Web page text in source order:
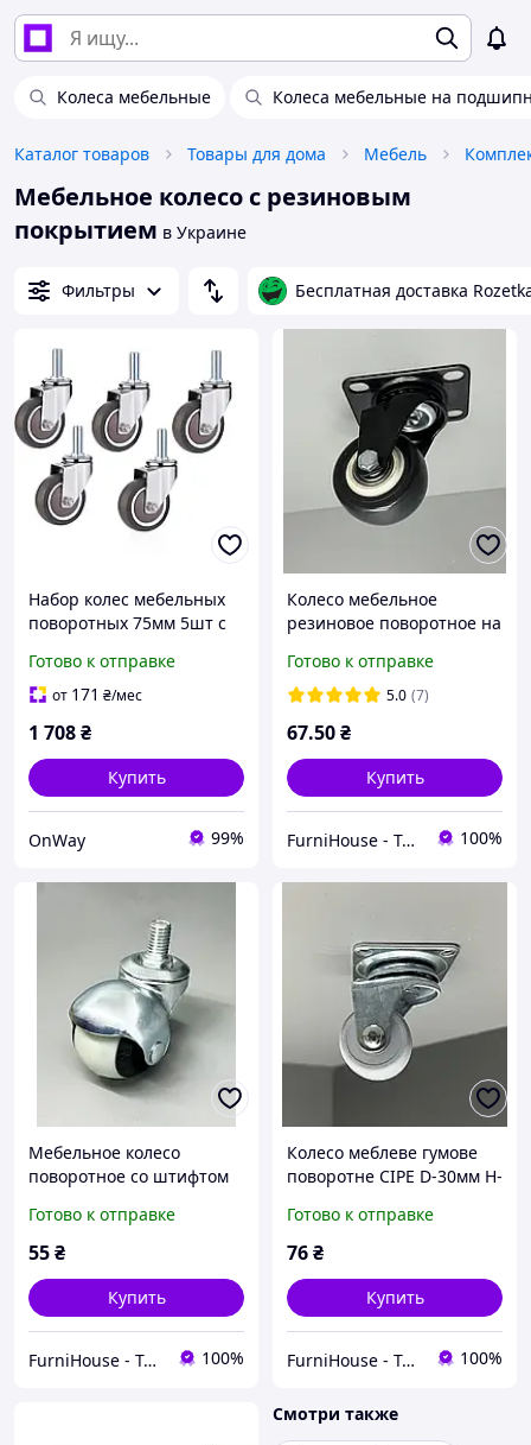
Колеса мебельные Колеса мебельные на
Каталог товаров Товары для дома Мебель
Мебельное колесо с резиновым
покрытием в Украине
Фильтры Бесплатная доставка
Набор колес мебельных
поворотных 75мм 5шт с
M12 со стопором
хромированный стальной
Готово к отправке
от 171 ₴/мес
1 708₴
Купить
OnWay 99%
Колесо мебельное
резиновое поворотное на
высота 68мм с
подшипником, ролик
Готово к отправке
5.0 (7)
67.50₴
Купить
FurniHouse - Товары для дома и сада 100%
Мебельное колесо
поворотное со штифтом
колесная резиновая
серая D=40
Готово к отправке
55₴
Купить
FurniHouse - Товары для дома и сада 100%
Колесо меблеве гумове
поворотне СІРЕ D-30мм H-
Готово к отправке
76₴
Купить
FurniHouse - Товары для дома и сада 100%
Смотри также